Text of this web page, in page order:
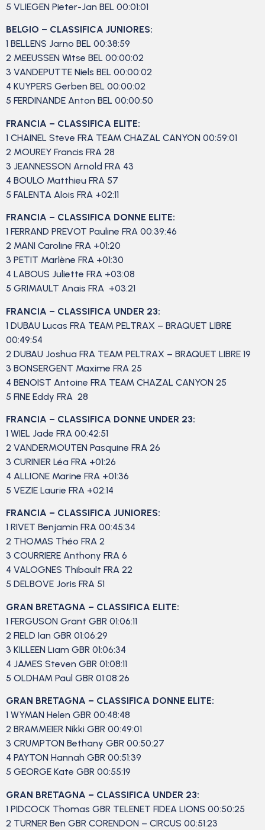
5 VLIEGEN Pieter-Jan BEL 00:01:01
BELGIO – CLASSIFICA JUNIORES:
1 BELLENS Jarno BEL 00:38:59
2 MEEUSSEN Witse BEL 00:00:02
3 VANDEPUTTE Niels BEL 00:00:02
4 KUYPERS Gerben BEL 00:00:02
5 FERDINANDE Anton BEL 00:00:50
FRANCIA – CLASSIFICA ELITE:
1 CHAINEL Steve FRA TEAM CHAZAL CANYON 00:59:01
2 MOUREY Francis FRA 28
3 JEANNESSON Arnold FRA 43
4 BOULO Matthieu FRA 57
5 FALENTA Alois FRA +02:11
FRANCIA – CLASSIFICA DONNE ELITE:
1 FERRAND PREVOT Pauline FRA 00:39:46
2 MANI Caroline FRA +01:20
3 PETIT Marlène FRA +01:30
4 LABOUS Juliette FRA +03:08
5 GRIMAULT Anais FRA +03:21
FRANCIA – CLASSIFICA UNDER 23:
1 DUBAU Lucas FRA TEAM PELTRAX – BRAQUET LIBRE
00:49:54
2 DUBAU Joshua FRA TEAM PELTRAX – BRAQUET LIBRE 19
3 BONSERGENT Maxime FRA 25
4 BENOIST Antoine FRA TEAM CHAZAL CANYON 25
5 FINE Eddy FRA 28
FRANCIA – CLASSIFICA DONNE UNDER 23:
1 WIEL Jade FRA 00:42:51
2 VANDERMOUTEN Pasquine FRA 26
3 CURINIER Léa FRA +01:26
4 ALLIONE Marine FRA +01:36
5 VEZIE Laurie FRA +02:14
FRANCIA – CLASSIFICA JUNIORES:
1 RIVET Benjamin FRA 00:45:34
2 THOMAS Théo FRA 2
3 COURRIERE Anthony FRA 6
4 VALOGNES Thibault FRA 22
5 DELBOVE Joris FRA 51
GRAN BRETAGNA – CLASSIFICA ELITE:
1 FERGUSON Grant GBR 01:06:11
2 FIELD Ian GBR 01:06:29
3 KILLEEN Liam GBR 01:06:34
4 JAMES Steven GBR 01:08:11
5 OLDHAM Paul GBR 01:08:26
GRAN BRETAGNA – CLASSIFICA DONNE ELITE:
1 WYMAN Helen GBR 00:48:48
2 BRAMMEIER Nikki GBR 00:49:01
3 CRUMPTON Bethany GBR 00:50:27
4 PAYTON Hannah GBR 00:51:39
5 GEORGE Kate GBR 00:55:19
GRAN BRETAGNA – CLASSIFICA UNDER 23:
1 PIDCOCK Thomas GBR TELENET FIDEA LIONS 00:50:25
2 TURNER Ben GBR CORENDON – CIRCUS 00:51:23